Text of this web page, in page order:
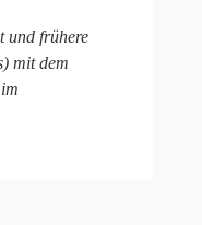
und frühere
mit dem